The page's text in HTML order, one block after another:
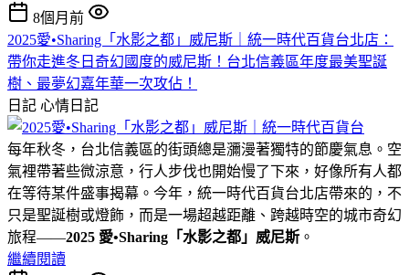
8個月前
2025愛•Sharing「水影之都」威尼斯｜統一時代百貨台北店：
帶你走進冬日奇幻國度的威尼斯！台北信義區年度最美聖誕
樹、最夢幻嘉年華一次攻佔！
日記 心情日記
每年秋冬，台北信義區的街頭總是瀰漫著獨特的節慶氣息。空
氣裡帶著些微涼意，行人步伐也開始慢了下來，好像所有人都
在等待某件盛事揭幕。今年，統一時代百貨台北店帶來的，不
只是聖誕樹或燈飾，而是一場超越距離、跨越時空的城市奇幻
旅程——2025 愛•Sharing「水影之都」威尼斯 。
繼續閱讀